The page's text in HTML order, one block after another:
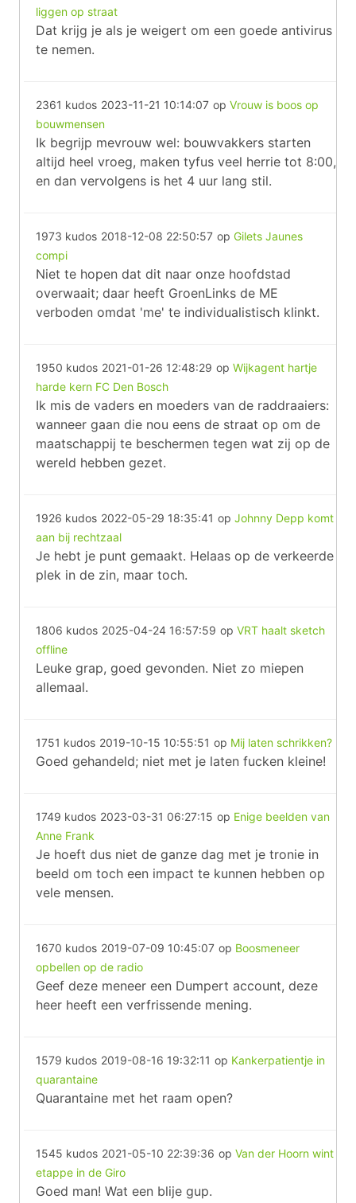
liggen op straat
Dat krijg je als je weigert om een goede antivirus
te nemen.
2361 kudos 2023-11-21 10:14:07 op Vrouw is boos op
bouwmensen
Ik begrijp mevrouw wel: bouwvakkers starten
altijd heel vroeg, maken tyfus veel herrie tot 8:00,
en dan vervolgens is het 4 uur lang stil.
1973 kudos 2018-12-08 22:50:57 op Gilets Jaunes
compi
Niet te hopen dat dit naar onze hoofdstad
overwaait; daar heeft GroenLinks de ME
verboden omdat 'me' te individualistisch klinkt.
1950 kudos 2021-01-26 12:48:29 op Wijkagent hartje
harde kern FC Den Bosch
Ik mis de vaders en moeders van de raddraaiers:
wanneer gaan die nou eens de straat op om de
maatschappij te beschermen tegen wat zij op de
wereld hebben gezet.
1926 kudos 2022-05-29 18:35:41 op Johnny Depp komt
aan bij rechtzaal
Je hebt je punt gemaakt. Helaas op de verkeerde
plek in de zin, maar toch.
1806 kudos 2025-04-24 16:57:59 op VRT haalt sketch
offline
Leuke grap, goed gevonden. Niet zo miepen
allemaal.
1751 kudos 2019-10-15 10:55:51 op Mij laten schrikken?
Goed gehandeld; niet met je laten fucken kleine!
1749 kudos 2023-03-31 06:27:15 op Enige beelden van
Anne Frank
Je hoeft dus niet de ganze dag met je tronie in
beeld om toch een impact te kunnen hebben op
vele mensen.
1670 kudos 2019-07-09 10:45:07 op Boosmeneer
opbellen op de radio
Geef deze meneer een Dumpert account, deze
heer heeft een verfrissende mening.
1579 kudos 2019-08-16 19:32:11 op Kankerpatientje in
quarantaine
Quarantaine met het raam open?
1545 kudos 2021-05-10 22:39:36 op Van der Hoorn wint
etappe in de Giro
Goed man! Wat een blije gup.